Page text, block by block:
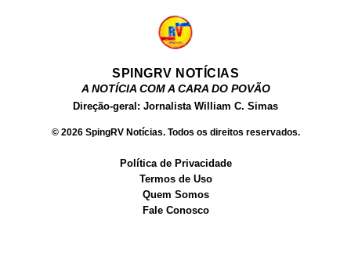
SPINGRV NOTÍCIAS
A NOTÍCIA COM A CARA DO POVÃO
Direção-geral: Jornalista William C. Simas
© 2026 SpingRV Notícias. Todos os direitos reservados.
Política de Privacidade
Termos de Uso
Quem Somos
Fale Conosco